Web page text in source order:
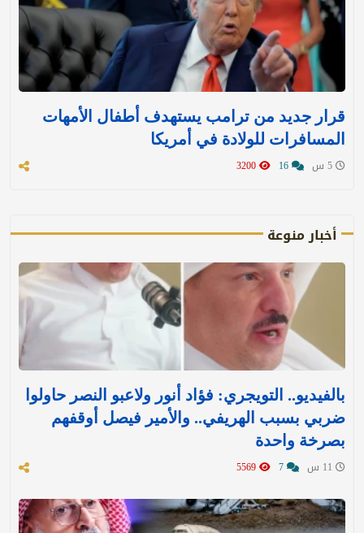
قرار جديد من ترامب يستهدف أطفال الأمهات
المسافرات للولادة في أمريكا
أخبار منوعة
بالفيديو.. التويجري: فؤاد أنور ولاعبو النصر حاولوا
ضربي بسبب الهريفي.. والأمير فيصل أوقفهم
بصرخة واحدة